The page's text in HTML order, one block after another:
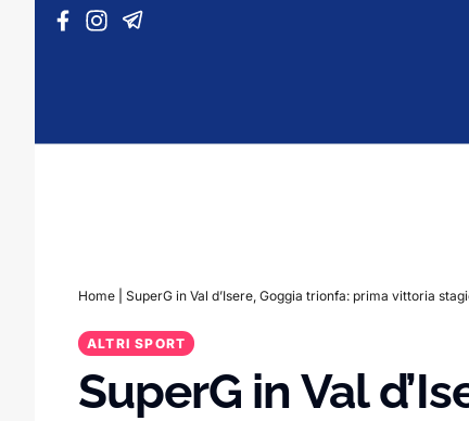
Vai al contenuto
Home SuperG in Val d’Isere, Goggia trionfa: prima vittoria
ALTRI SPORT
SuperG in Val